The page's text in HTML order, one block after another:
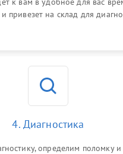
привезет на склад для
4. Диагностика
определим поломку и